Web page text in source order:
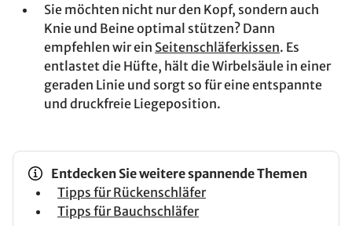
Sie möchten nicht nur den Kopf, sondern auch
Knie und Beine optimal stützen? Dann
empfehlen wir ein Seitenschläferkissen. Es
entlastet die Hüfte, hält die Wirbelsäule in einer
geraden Linie und sorgt so für eine entspannte
und druckfreie Liegeposition.
Entdecken Sie weitere spannende Themen
Tipps für Rückenschläfer
Tipps für Bauchschläfer